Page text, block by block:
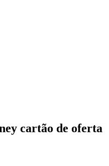
cartão de oferta